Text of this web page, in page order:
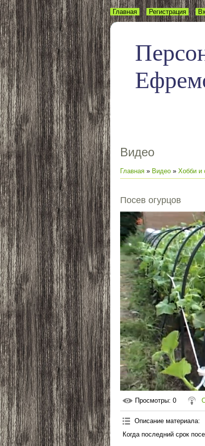
Главная Регистрация
Видео
Главная » Видео » Хобби и
Посев огурцов
Просмотры: 0
Описание материала:
Когда последний срок